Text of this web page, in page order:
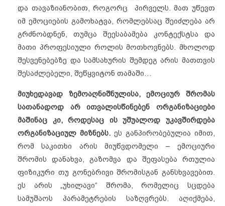
და თავაზიანობით, როგორც პირველს. მათ უწევთ
იმ ემოციების გამოხატვა, რომლებსაც შეიძლება არ
გრძნობდნენ, თუმცა შეესაბამება კონტექსტსა და
მათი პროფესიული როლის მოთხოვნებს. მხოლოდ
შესვენებებზე და სამსახურის შემდეგ არის მათთვის
შესაძლებელი, შეწყვიტონ თამაში…
მიუხედავად ზემოაღნიშნულისა, ემოციურ შრომას
სათანადოდ არ ითვალისწინებენ ორგანიზაციები
მაშინაც კი, როდესაც ის უშუალოდ უკავშირდება
ორგანიზაციულ მიზნებს. ეს განპირობებულია იმით,
რომ საკითხი არის მიუწვდომელი – ემოციური
შრომის დანახვა, გაზომვა და შეფასება რთულია
ფიზიკური თუ გონებრივი შრომისგან განსხვავებით.
ეს არის „უხილავი“ შრომა, რომელიც სცდება
სამუშაოს პარამეტრების საზღვრებს. აღიქმება,